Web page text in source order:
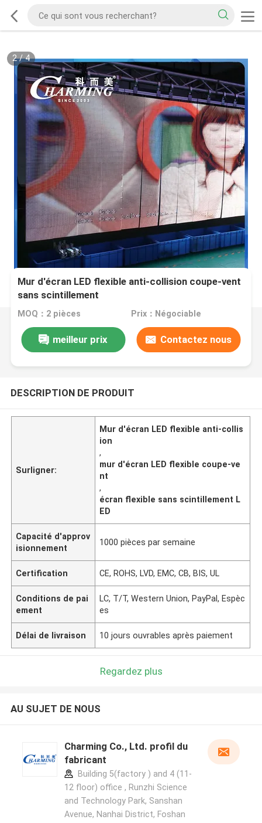
2/4
Mur d'écran LED flexible anti-collision coupe-vent
sans scintillement
MOQ：2 pièces Prix：Négociable
meilleur prix Contactez nous
DESCRIPTION DE PRODUIT
Surligner:
Mur d'écran LED flexible anti-collis
ion
,
mur d'écran LED flexible coupe-ve
nt
,
écran flexible sans scintillement L
ED
Capacité d'approv
isionnement
1000 pièces par semaine
Certification CE, ROHS, LVD, EMC, CB, BIS, UL
Conditions de pai
ement
LC, T/T, Western Union, PayPal, Espèc
es
Délai de livraison 10 jours ouvrables après paiement
Regardez plus
AU SUJET DE NOUS
Charming Co., Ltd. profil du
fabricant
Building 5(factory ) and 4 (11-
12 floor) office , Runzhi Science
and Technology Park, Sanshan
Avenue, Nanhai District, Foshan